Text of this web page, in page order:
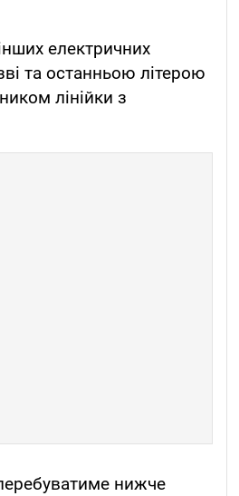
електричних
та останньою літерою
лінійки з
нижче